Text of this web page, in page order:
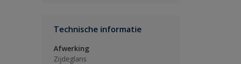
Technische informatie
Afwerking
Zijdeglans